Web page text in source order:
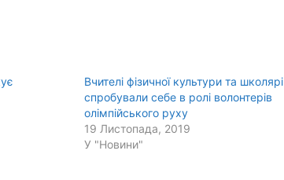
Вчителі фізичної культури та школярі
спробували себе в ролі волонтерів
олімпійського руху
19 Листопада, 2019
У "Новини"